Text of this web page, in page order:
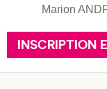
Marion
INSCRIPTION